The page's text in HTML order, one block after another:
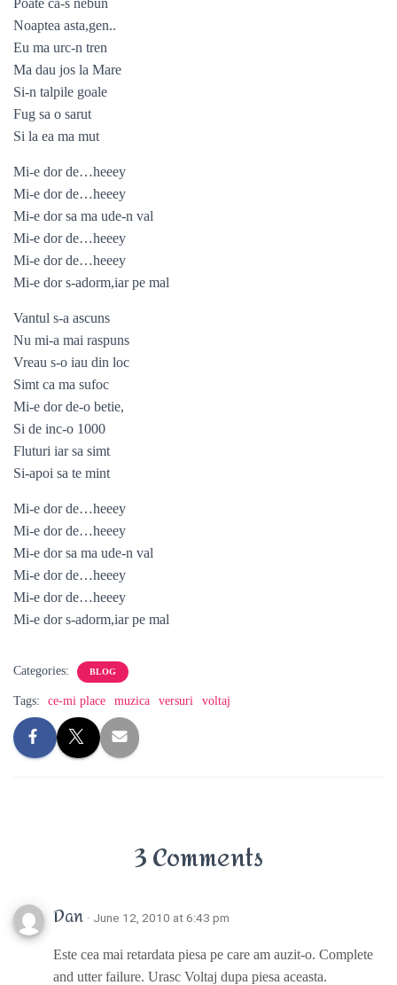
Poate ca-s nebun
Noaptea asta,gen..
Eu ma urc-n tren
Ma dau jos la Mare
Si-n talpile goale
Fug sa o sarut
Si la ea ma mut
Mi-e dor de…heeey
Mi-e dor de…heeey
Mi-e dor sa ma ude-n val
Mi-e dor de…heeey
Mi-e dor de…heeey
Mi-e dor s-adorm,iar pe mal
Vantul s-a ascuns
Nu mi-a mai raspuns
Vreau s-o iau din loc
Simt ca ma sufoc
Mi-e dor de-o betie,
Si de inc-o 1000
Fluturi iar sa simt
Si-apoi sa te mint
Mi-e dor de…heeey
Mi-e dor de…heeey
Mi-e dor sa ma ude-n val
Mi-e dor de…heeey
Mi-e dor de…heeey
Mi-e dor s-adorm,iar pe mal
Categories: BLOG
Tags: ce-mi place muzica versuri voltaj
3 Comments
Dan · June 12, 2010 at 6:43 pm
Este cea mai retardata piesa pe care am auzit-o. Complete
and utter failure. Urasc Voltaj dupa piesa aceasta.